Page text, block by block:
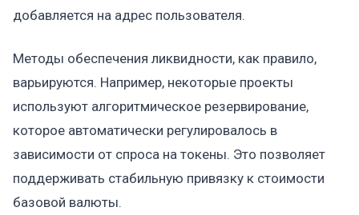
добавляется на адрес пользователя.
Методы обеспечения ликвидности, как правило,
варьируются. Например, некоторые проекты
используют алгоритмическое резервирование,
которое автоматически регулировалось в
зависимости от спроса на токены. Это позволяет
поддерживать стабильную привязку к стоимости
базовой валюты.